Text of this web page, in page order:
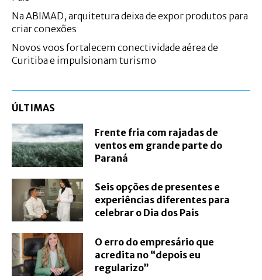
Na ABIMAD, arquitetura deixa de expor produtos para
criar conexões
Novos voos fortalecem conectividade aérea de
Curitiba e impulsionam turismo
ÚLTIMAS
Frente fria com rajadas de
ventos em grande parte do
Paraná
Seis opções de presentes e
experiências diferentes para
celebrar o Dia dos Pais
O erro do empresário que
acredita no “depois eu
regularizo”